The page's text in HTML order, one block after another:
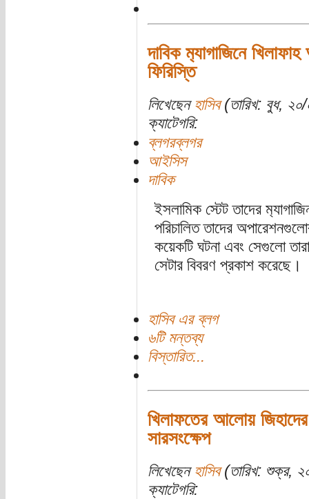
দাবিক ম‍্যাগাজিনে
ফিরিস্তি
লিখেছেন হাসিব(তারিখ: বুধ,
ক্যাটেগরি:
ব্লগরব্লগর
আইসিস
দাবিক
ইসলামিক স্টেট তাদের
পরিচালিত তাদের
কয়েকটি ঘটনা এবং সেগুলো
সেটার বিবরণ প্রকাশ করেছে।
হাসিব এর ব্লগ
৬টি মন্তব্য
বিস্তারিত...
খিলাফতের আলোয়
সারসংক্ষেপ
লিখেছেন হাসিব(তারিখ: শুক্র,
ক্যাটেগরি: